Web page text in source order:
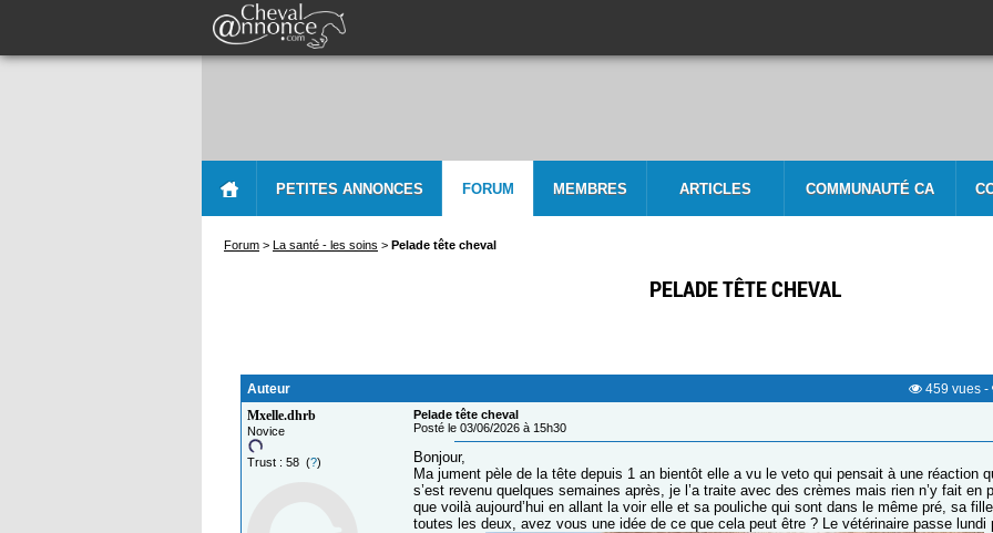
PETITES ANNONCES FORUM MEMBRES ARTICLES COMMUNAUTÉ CA
Forum > La santé - les soins > Pelade tête cheval
PELADE TÊTE CHEVAL
Auteur 459 vues -
Mxelle.dhrb
Novice
Trust : 58 (?)
Pelade tête cheval
Posté le 03/06/2026 à 15h30
Bonjour,
Ma jument pèle de la tête depuis 1 an bientôt elle a vu le veto qui pensait à une réaction
s’est revenu quelques semaines après, je l’a traite avec des crèmes mais rien n’y fait en
que voilà aujourd’hui en allant la voir elle et sa pouliche qui sont dans le même pré, sa
toutes les deux, avez vous une idée de ce que cela peut être ? Le vétérinaire passe